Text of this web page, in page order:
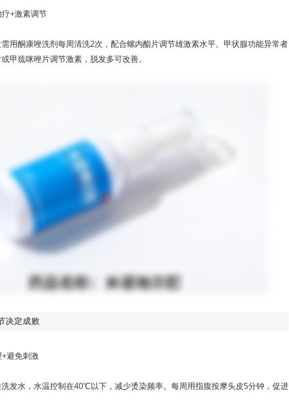
+激素调节
用酮康唑洗剂每周清洗2次，配合螺内酯片调节雄激素水平。甲状腺功能异常者
甲巯咪唑片调节激素，脱发多可改善。
决定成败
避免刺激
发水，水温控制在40℃以下，减少烫染频率。每周用指腹按摩头皮5分钟，促进